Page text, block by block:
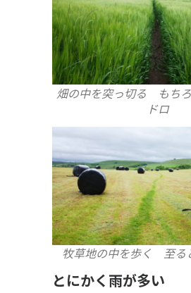
畑の中を突っ切る もち
ドロ
牧草地の中を歩く 至る
とにかく雨が多い